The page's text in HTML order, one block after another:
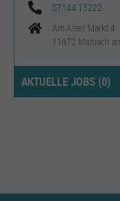
07144 15222
Am Alten Markt 4
71672 Marbach
AKTUELLE JOBS (0)